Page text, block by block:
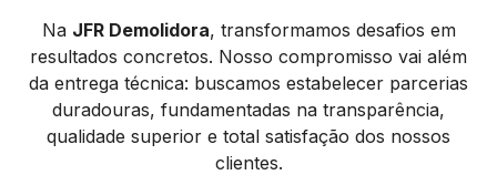
Na JFR Demolidora, transformamos desafios em
resultados concretos. Nosso compromisso vai além
da entrega técnica: buscamos estabelecer parcerias
duradouras, fundamentadas na transparência,
qualidade superior e total satisfação dos nossos
clientes.